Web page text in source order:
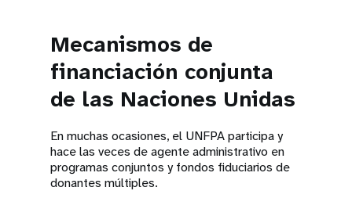
Mecanismos de
financiación conjunta
de las Naciones Unidas
En muchas ocasiones, el UNFPA participa y
hace las veces de agente administrativo en
programas conjuntos y fondos fiduciarios de
donantes múltiples.